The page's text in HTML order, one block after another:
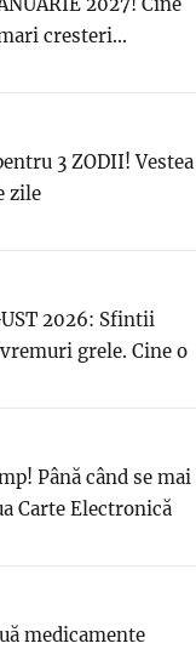
cresteri...
3 ZODII! Vestea
zile
2026: Sfintii
grele. Cine o
Până când se mai
Carte Electronică
medicamente